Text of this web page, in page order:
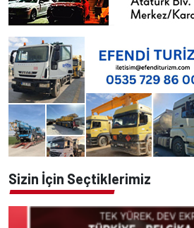
Sizin İçin Seçtiklerimiz